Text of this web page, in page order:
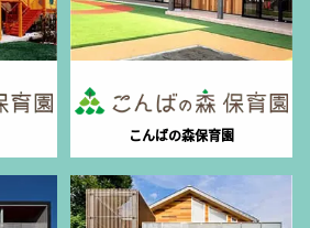
こんばの森保育園